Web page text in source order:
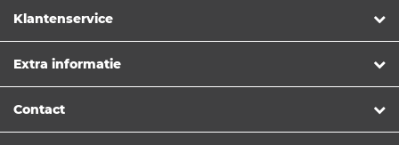
Klantenservice
Extra informatie
Contact